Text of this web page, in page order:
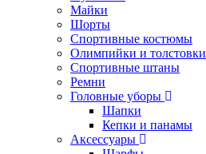
Майки
Шорты
Спортивные костюмы
Олимпийки и толстовки
Спортивные штаны
Ремни
Головные уборы
Шапки
Кепки и панамы
Аксессуары